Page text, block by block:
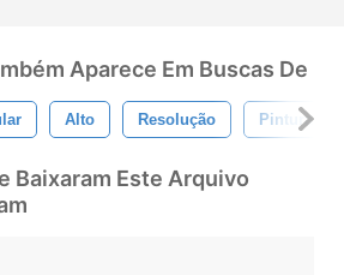
Aparece Em Buscas De
Alto Resolução Pintura
Baixaram Este Arquivo